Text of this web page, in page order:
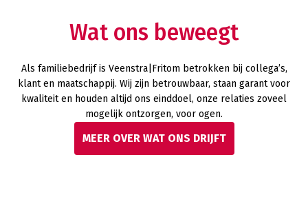
Wat ons beweegt
Als familiebedrijf is Veenstra|Fritom betrokken bij collega’s,
klant en maatschappij. Wij zijn betrouwbaar, staan garant voor
kwaliteit en houden altijd ons einddoel, onze relaties zoveel
mogelijk ontzorgen, voor ogen.
MEER OVER WAT ONS DRIJFT